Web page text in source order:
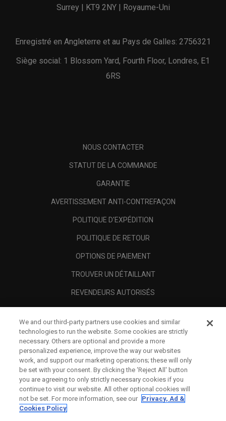
Surrey | KT9 2NY | Royaume-Uni
Enregistré en Angleterre et au Pays de Galles: 2756321
Siège social: 1 Blossom Yard, Fourth Floor, Londres, E1
6RS
NOUS CONTACTER
STATUT DE LA COMMANDE
GARANTIE
AVERTISSEMENT ANTI-CONTREFAÇON
POLITIQUE D'EXPÉDITION
POLITIQUE DE RETOUR
OPTIONS DE PAIEMENT
TROUVER UN DÉTAILLANT
REVENDEURS AUTORISÉS
A PROPOS
MENTIONS LÉGALES
We and our third-party partners use cookies and similar
technologies to run the website. Some cookies are strictly
necessary. Others are optional and provide a more
personalized experience, improve the way our websites
work, and support our marketing operations; these will only
be set with your consent. By clicking the ‘Reject All' button
you are agreeing to only strictly necessary cookies if you
continue to visit our website. All other optional cookies will
not be set. For more information, see our Privacy, Ad &
Cookies Policy